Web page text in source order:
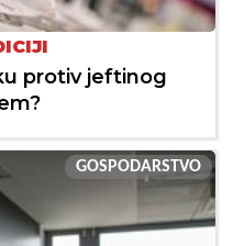
protiv jeftinog
GOSPODARSTVO